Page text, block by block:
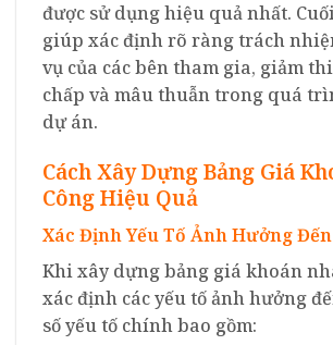
được sử dụng hiệu quả nhất.
giúp xác định rõ ràng trách
vụ của các bên tham gia, giảm
chấp và mâu thuẫn trong quá
dự án.
Cách Xây Dựng Bảng Giá
Công Hiệu Quả
Xác Định Yếu Tố Ảnh Hưởng
Khi xây dựng bảng giá khoán
xác định các yếu tố ảnh hưởng
số yếu tố chính bao gồm: